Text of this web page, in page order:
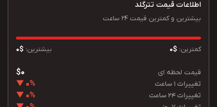
اطلاعات قیمت تترگلد
بیشترین و کمترین قیمت 24 ساعت
کمترین: $0 بیشترین: $0
قیمت لحظه ای $0
تغییرات 1 ساعت 0% ▼
تغییرات 24 ساعت 0% ▼